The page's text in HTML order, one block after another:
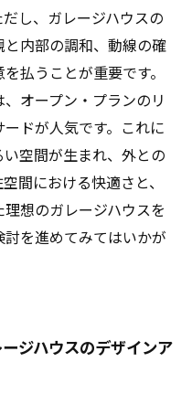
し、ガレージハウスの
内部の調和、動線の確
払うことが重要です。
オープン・プランのリ
ドが人気です。これに
空間が生まれ、外との
間における快適さと、
想のガレージハウスを
を進めてみてはいかが
ジハウスのデザインア